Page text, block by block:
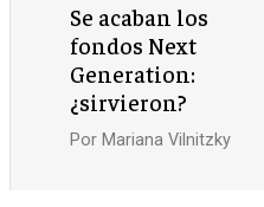
Se acaban los
fondos Next
Generation:
¿sirvieron?
Por Mariana Vilnitzky